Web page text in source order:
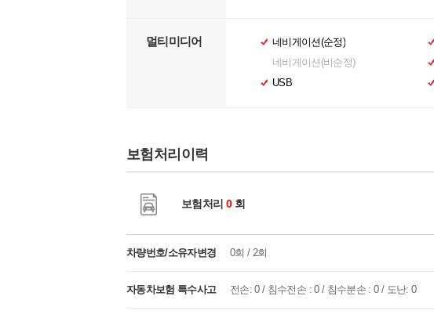
멀티미디어
네비게이션(순정)
네비게이션(비순정)
USB
보험처리이력
보험처리 0회
차량번호/소유자변경 0회 / 2회
자동차보험 특수사고 전손: 0 / 침수전손 : 0 / 침수분손 : 0 / 도난: 0